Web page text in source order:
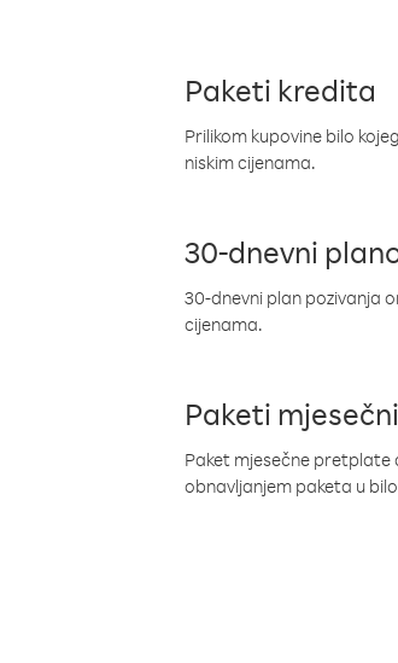
Paketi kredita
Prilikom kupovine bilo
niskim cijenama.
30-dnevni
30-dnevni plan pozivanja
cijenama.
Paketi
Paket mjesečne pretplate
obnavljanjem paketa u